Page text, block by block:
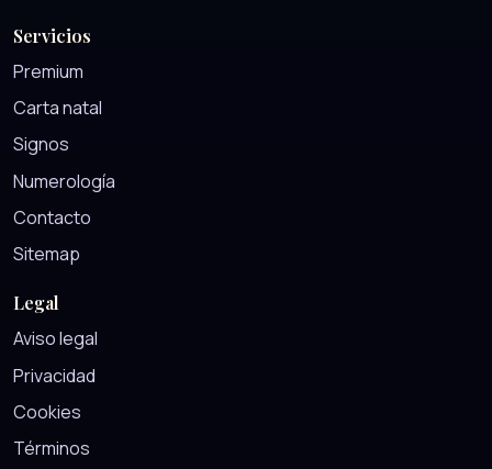
Servicios
Premium
Carta natal
Signos
Numerología
Contacto
Sitemap
Legal
Aviso legal
Privacidad
Cookies
Términos